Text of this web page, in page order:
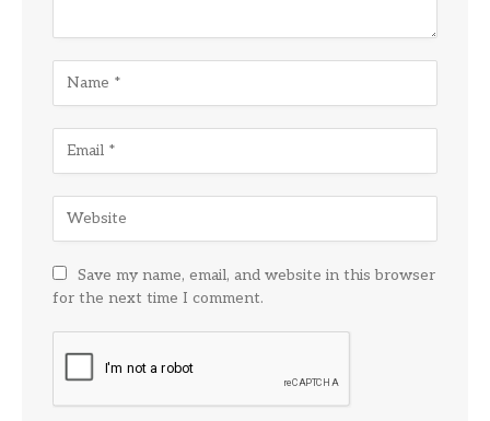
Save my name, email, and website in this browser
for the next time I comment.